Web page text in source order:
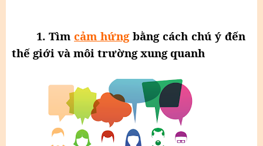
1. Tìm cảm hứngbằng cách chú ý đến
thế giới và môi trường xung quanh